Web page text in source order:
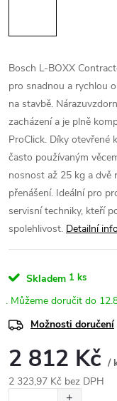
Bosch L-BOXX
pro snadnou a rychlou
na stavbě.
zacházení a je plně
ProClick. Díky
často používaným
nosnost až 25 kg a
přenášení. Ideální pro
servisní techniky, kteří
spolehlivost. Detailní
Skladem 1 ks
Možnosti doručení
2 812 Kč /
2 323,97 Kč bez DPH